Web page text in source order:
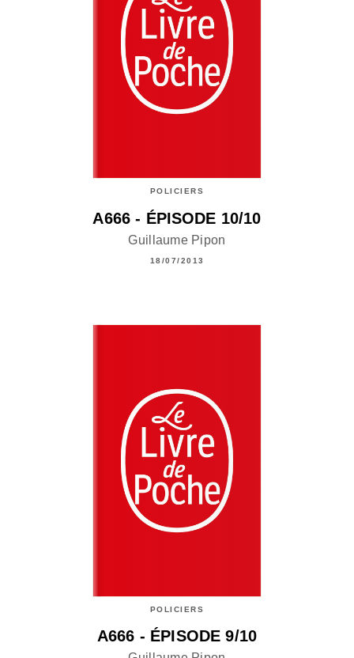
POLICIERS
A666 - ÉPISODE 10/10
Guillaume Pipon
18/07/2013
POLICIERS
A666 - ÉPISODE 9/10